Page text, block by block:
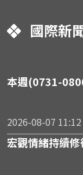
國際新
本週(0731-
2026-08-07 11:12
宏觀情緒持續